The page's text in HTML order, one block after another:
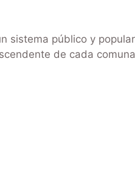
sistema público y
de cada